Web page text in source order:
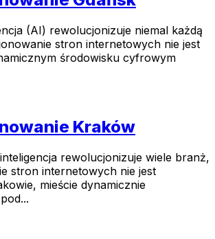
(AI) rewolucjonizuje niemal każdą
stron internetowych nie jest
środowisku cyfrowym
Kraków
rewolucjonizuje wiele branż,
stron internetowych nie jest
mieście dynamicznie